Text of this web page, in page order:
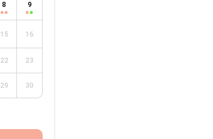
8 9
15 16
22 23
29 30